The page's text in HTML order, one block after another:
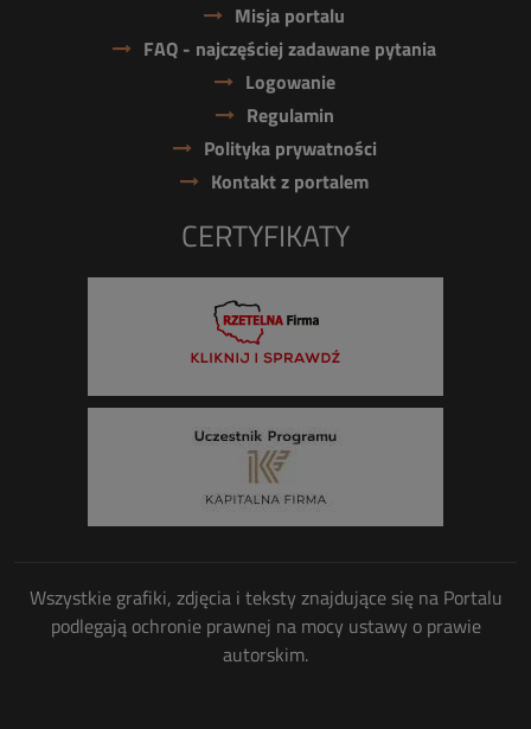
Misja portalu
FAQ - najczęściej zadawane pytania
Logowanie
Regulamin
Polityka prywatności
Kontakt z portalem
CERTYFIKATY
Wszystkie grafiki, zdjęcia i teksty znajdujące się na Portalu
podlegają ochronie prawnej na mocy ustawy o prawie
autorskim.